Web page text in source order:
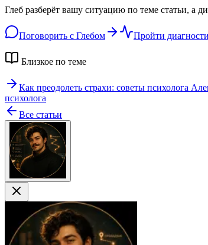
Глеб разберёт вашу ситуацию по теме статьи, а
Поговорить с Глебом Пройти
Близкое по теме
Как преодолеть страхи: советы психолога
психолога
Все статьи